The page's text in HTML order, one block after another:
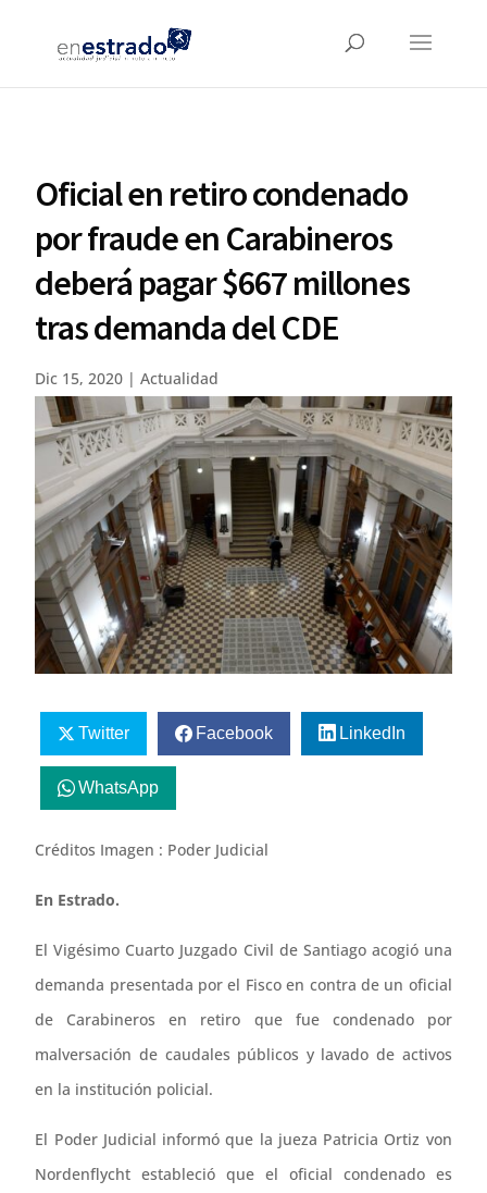
Oficial en retiro condenado
por fraude en Carabineros
deberá pagar $667 millones
tras demanda del CDE
Dic 15, 2020 |Actualidad
Twitter Facebook LinkedIn
WhatsApp
Créditos Imagen : Poder Judicial
En Estrado.
El Vigésimo Cuarto Juzgado Civil de Santiago acogió una
demanda presentada por el Fisco en contra de un oficial
de Carabineros en retiro que fue condenado por
malversación de caudales públicos y lavado de activos
en la institución policial.
El Poder Judicial informó que la jueza Patricia Ortiz von
Nordenflycht estableció que el oficial condenado es